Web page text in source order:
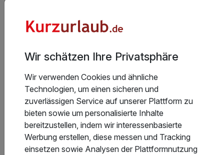
Welche Hotels in Ilsenburg (Harz) in der Kategorie
Urlaub mit Hund haben den besten Service?
essen?
Welche Hotels in Ilsenburg (Harz) haben den besten
Wellnessbereich?
Wir schätzen Ihre Privatsphäre
Wir verwenden Cookies und ähnliche
Technologien, um einen sicheren und
zuverlässigen Service auf unserer Plattform zu
bieten sowie um personalisierte Inhalte
bereitzustellen, indem wir interessenbasierte
Werbung erstellen, diese messen und Tracking
einsetzen sowie Analysen der Plattformnutzung